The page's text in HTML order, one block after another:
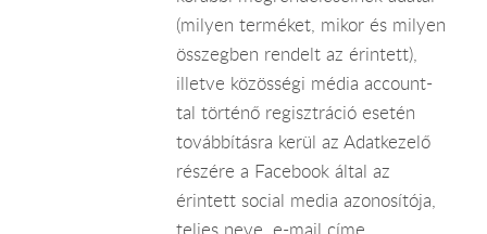
(milyen terméket, mikor és milyen
összegben rendelt az érintett),
illetve közösségi média account-
tal történő regisztráció esetén
továbbításra kerül az Adatkezelő
részére a Facebook által az
érintett social media azonosítója,